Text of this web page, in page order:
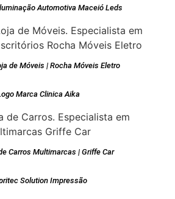
Automotiva Maceió Leds
de Móveis | Rocha Móveis Eletro
Marca Clinica Aika
Carros Multimarcas | Griffe Car
Solution Impressão